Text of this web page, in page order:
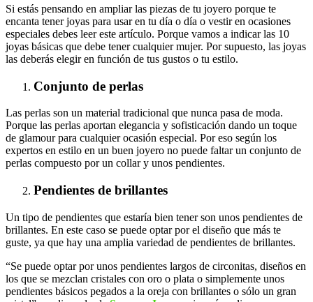
Si estás pensando en ampliar las piezas de tu joyero porque te
encanta tener joyas para usar en tu día o día o vestir en ocasiones
especiales debes leer este artículo. Porque vamos a indicar las 10
joyas básicas que debe tener cualquier mujer. Por supuesto, las joyas
las deberás elegir en función de tus gustos o tu estilo.
Conjunto de perlas
Las perlas son un material tradicional que nunca pasa de moda.
Porque las perlas aportan elegancia y sofisticación dando un toque
de glamour para cualquier ocasión especial. Por eso según los
expertos en estilo en un buen joyero no puede faltar un conjunto de
perlas compuesto por un collar y unos pendientes.
Pendientes de brillantes
Un tipo de pendientes que estaría bien tener son unos pendientes de
brillantes. En este caso se puede optar por el diseño que más te
guste, ya que hay una amplia variedad de pendientes de brillantes.
“Se puede optar por unos pendientes largos de circonitas, diseños en
los que se mezclan cristales con oro o plata o simplemente unos
pendientes básicos pegados a la oreja con brillantes o sólo un gran